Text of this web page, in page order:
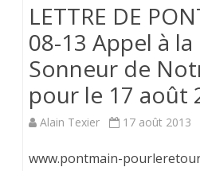
du
Roi
!
“Nous
serons
à
LETTRE DE
08-13 Appel à
Sonneur de
pour le 17 août
Alain Texier 17 août 2013
www.pontmain-